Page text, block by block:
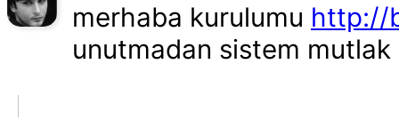
merhaba kurulumu http://
unutmadan sistem